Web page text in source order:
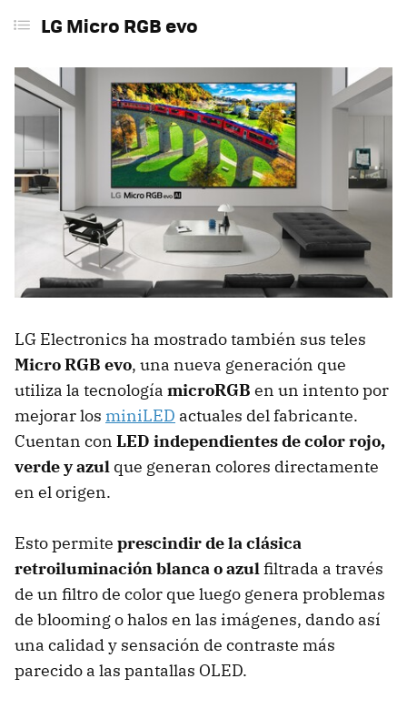
LG Micro RGB evo
LG Electronics ha mostrado también sus teles
Micro RGB evo, una nueva generación que
utiliza la tecnología microRGB en un intento por
mejorar los miniLED actuales del fabricante.
Cuentan con LED independientes de color rojo,
verde y azul que generan colores directamente
en el origen.
Esto permite prescindir de la clásica
retroiluminación blanca o azulfiltrada a través
de un filtro de color que luego genera problemas
de blooming o halos en las imágenes, dando así
una calidad y sensación de contraste más
parecido a las pantallas OLED.